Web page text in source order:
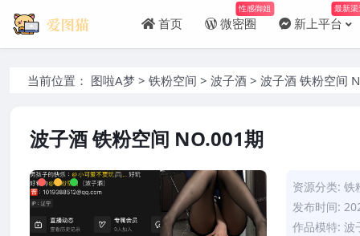
首页 微密圈
性感御姐
新上平台
最新
当前位置： 图啦A梦 > 铁粉空间 > 波子酒 > 波子酒 铁粉空间
波子酒 铁粉空间 NO.001期
资源分类:铁
发布时间:
作品模特:波